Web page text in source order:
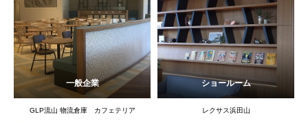
一般企業
GLP流山 物流倉庫 カフェテリア
ショールーム
レクサス浜田山